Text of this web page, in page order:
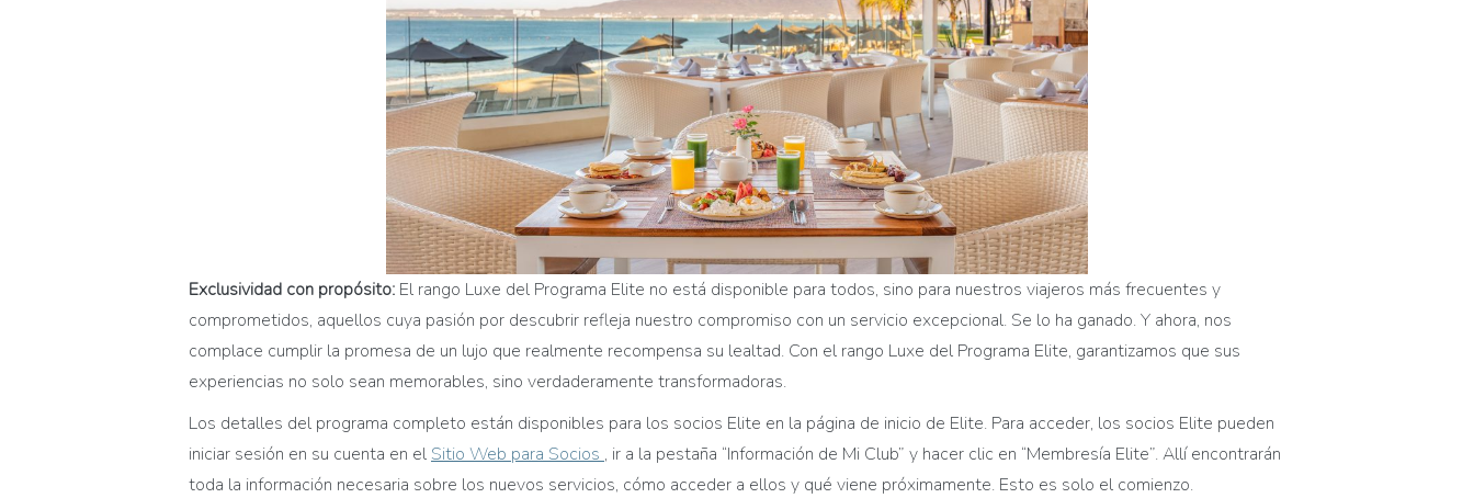
Exclusividad con propósito: El rango Luxe del Programa Elite no está disponible para todos, sino para nuestros viajeros más frecuentes y
comprometidos, aquellos cuya pasión por descubrir refleja nuestro compromiso con un servicio excepcional. Se lo ha ganado. Y ahora, nos
complace cumplir la promesa de un lujo que realmente recompensa su lealtad. Con el rango Luxe del Programa Elite, garantizamos que sus
experiencias no solo sean memorables, sino verdaderamente transformadoras.
Los detalles del programa completo están disponibles para los socios Elite en la página de inicio de Elite. Para acceder, los socios Elite pueden
iniciar sesión en su cuenta en el Sitio Web para Socios , ir a la pestaña “Información de Mi Club” y hacer clic en “Membresía Elite”. Allí encontrarán
toda la información necesaria sobre los nuevos servicios, cómo acceder a ellos y qué viene próximamente. Esto es solo el comienzo.